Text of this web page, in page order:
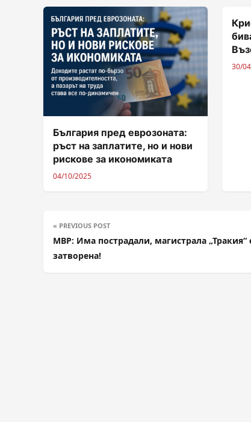
България пред еврозоната:
ръст на заплатите, но и нови
рискове за икономиката
04/10/2025
30/
« PREVIOUS POST
МВР: Има пострадали, магистрала „Тракия“
затворена!